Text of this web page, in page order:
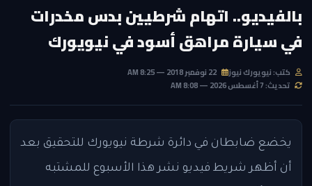
بالفيديو.. اتهام شرطيين بدس مخدرات
في سيارة مراهق أسود في نيويورك
كتب: نيويورك نيوز
تحديث: 7 أغسطس 2026 — 8:08 AM
يخضع ضابطان في دائرة شرطة نيويورك للتحقيق بعد
أن أظهر شريط فيديو نشر هذا الأسبوع للمشتبه